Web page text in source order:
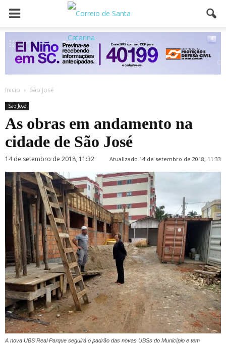
Inicio São José
São José
As obras em andamento na
cidade de São José
14 de setembro de 2018, 11:32 Atualizado 14 de setembro de 2018, 11:33
A nova UBS Real Parque seguirá o padrão das novas UBSs do Município e tem